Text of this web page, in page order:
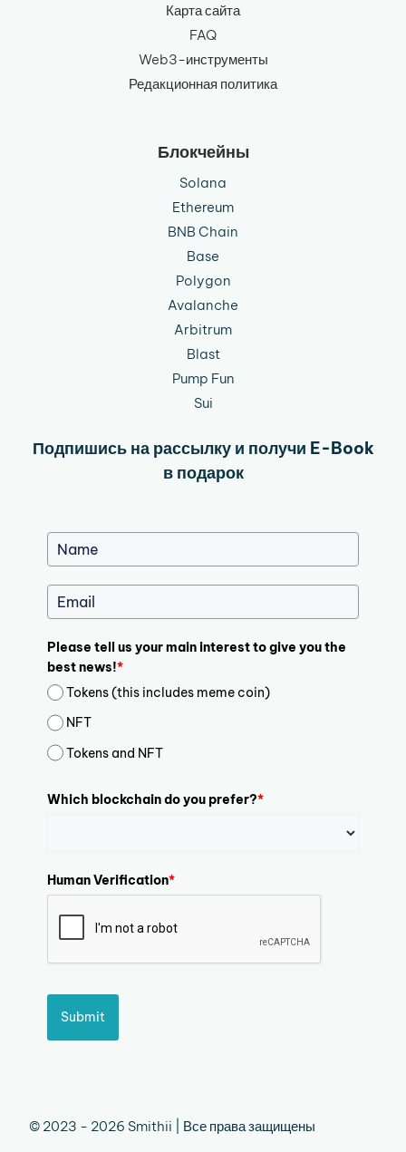
Карта сайта
FAQ
Web3-инструменты
Редакционная политика
Блокчейны
Solana
Ethereum
BNB Chain
Base
Polygon
Avalanche
Arbitrum
Blast
Pump Fun
Sui
Подпишись на рассылку и получи E-Book
в подарок
Please tell us your main interest to give you the
best news!*
Tokens (this includes meme coin)
NFT
Tokens and NFT
Which blockchain do you prefer?*
Human Verification*
Submit
© 2023 - 2026 Smithii | Все права защищены